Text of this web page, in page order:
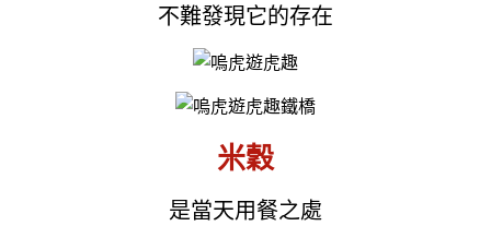
不難發現它的存在
米穀
是當天用餐之處